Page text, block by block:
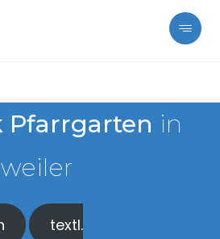
Pfarrgarten in
textl.